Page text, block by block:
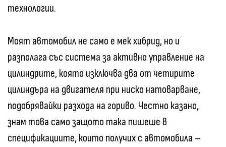
технологии.
Моят автомобил не само е мек хибрид, но и
разполага със система за активно управление на
цилиндрите, която изключва два от четирите
цилиндъра на двигателя при ниско натоварване,
подобрявайки разхода на гориво. Честно казано,
знам това само защото така пишеше в
спецификациите, които получих с автомобила –